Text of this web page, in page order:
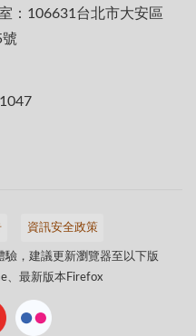
：106631台北市大安區
資訊安全政策
，建議更新瀏覽器至以下版
、最新版本Firefox